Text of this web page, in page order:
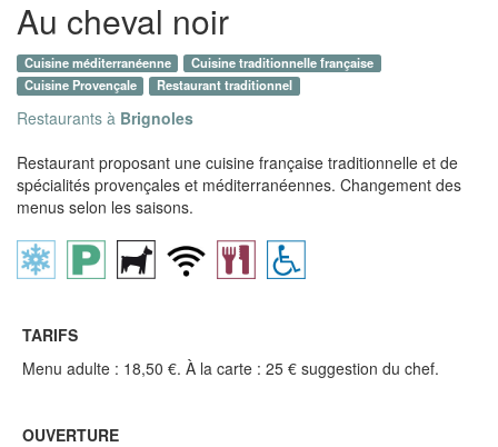
Au cheval noir
Cuisine méditerranéenne
Cuisine traditionnelle française
Cuisine Provençale
Restaurant traditionnel
Restaurants à Brignoles
Restaurant proposant une cuisine française traditionnelle et de
spécialités provençales et méditerranéennes. Changement des
menus selon les saisons.
TARIFS
Menu adulte : 18,50 €. À la carte : 25 € suggestion du chef.
OUVERTURE